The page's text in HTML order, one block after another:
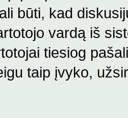
būti, kad
vardą iš
tiesiog
taip įvyko,